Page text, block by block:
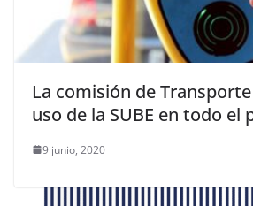
La comisión de
uso de la SUBE en todo el
9 junio, 2020